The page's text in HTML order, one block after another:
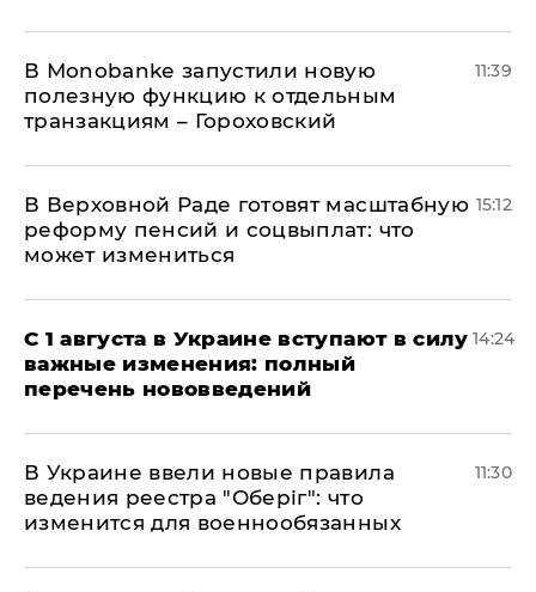
В Мonobankе запустили новую
полезную функцию к отдельным
транзакциям – Гороховский
11:39
В Верховной Раде готовят масштабную
реформу пенсий и соцвыплат: что
может измениться
15:12
С 1 августа в Украине вступают в силу
важные изменения: полный
перечень нововведений
14:24
В Украине ввели новые правила
ведения реестра "Оберіг": что
изменится для военнообязанных
11:30